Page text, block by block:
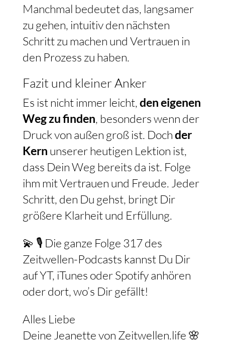
Manchmal bedeutet das, langsamer
zu gehen, intuitiv den nächsten
Schritt zu machen und Vertrauen in
den Prozess zu haben.
Fazit und kleiner Anker
Es ist nicht immer leicht, den eigenen
Weg zu finden, besonders wenn der
Druck von außen groß ist. Dochder
Kern unserer heutigen Lektion ist,
dass Dein Weg bereits da ist. Folge
ihm mit Vertrauen und Freude. Jeder
Schritt, den Du gehst, bringt Dir
größere Klarheit und Erfüllung.
💫 🎙️ Die ganze Folge 317 des
Zeitwellen-Podcasts kannst Du Dir
auf YT, iTunes oder Spotify anhören
oder dort, wo’s Dir gefällt!
Alles Liebe
Deine Jeanette von Zeitwellen.life 🌸